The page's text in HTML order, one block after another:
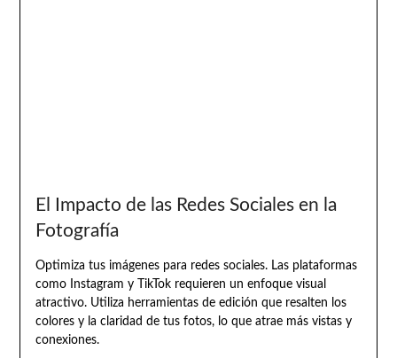
El Impacto de las Redes Sociales en la
Fotografía
Optimiza tus imágenes para redes sociales. Las plataformas
como Instagram y TikTok requieren un enfoque visual
atractivo. Utiliza herramientas de edición que resalten los
colores y la claridad de tus fotos, lo que atrae más vistas y
conexiones.